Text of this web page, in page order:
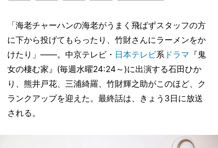
「海老チャーハンの海老がうまく飛ばずスタッフの方
に下から投げてもらったり、竹財さんにラーメンをか
けたり」――。中京テレビ・ 日本テレビ系 ドラマ 『鬼
女の棲む家』(毎週水曜24:24～)に出演する石田ひか
り、熊井戸花、三浦綺羅、竹財輝之助がこのほど、ク
ランクアップを迎えた。最終話は、きょう3日に放送
される。